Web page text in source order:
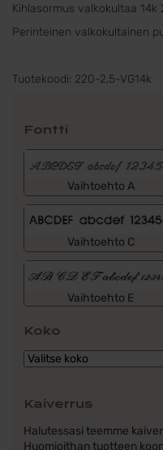
Kihlasormus valkokultaa 14k
Perinteinen valkokultainen
Tuotekoodi: 220-2,5-VG14k
Fontti
Vaihtoehto A
Vaihtoehto C
Vaihtoehto E
Koko
Kaiverrus
Halutessasi teemme
Huomioithan tuotteen